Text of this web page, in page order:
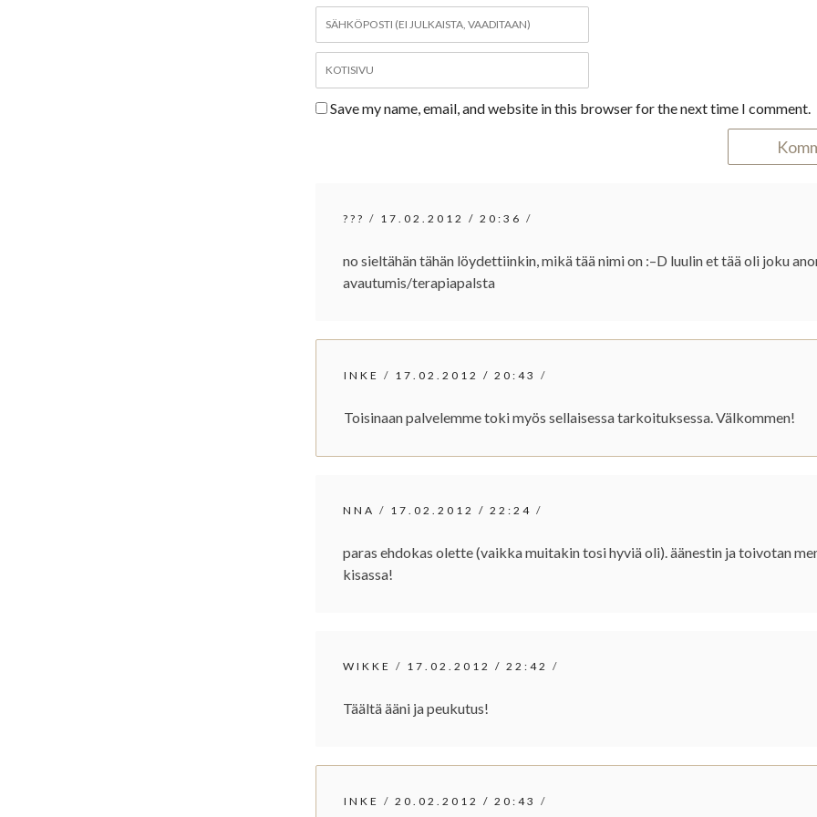
Sähköposti
*
Save my name, email, and website in this browser for the next time I comment.
??? / 17.02.2012 / 20:36 /
no sieltähän tähän löydettiinkin, mikä tää nimi on :–D luulin et tää oli joku
avautumis/terapiapalsta
INKE / 17.02.2012 / 20:43 /
Toisinaan palvelemme toki myös sellaisessa tarkoituksessa. Välkommen!
NNA / 17.02.2012 / 22:24 /
paras ehdokas olette (vaikka muitakin tosi hyviä oli). äänestin ja toivotan
kisassa!
WIKKE / 17.02.2012 / 22:42 /
Täältä ääni ja peukutus!
INKE / 20.02.2012 / 20:43 /